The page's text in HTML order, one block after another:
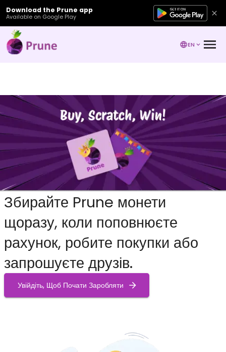
Download the Prune app
Available on Google Play
EN
Збирайте Prune монети
щоразу, коли поповнюєте
рахунок, робите покупки або
запрошуєте друзів.
Увійдіть, Щоб Почати Заробляти